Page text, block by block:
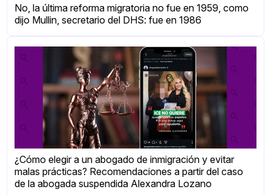
No, la última reforma migratoria no fue en 1959, como
dijo Mullin, secretario del DHS: fue en 1986
¿Cómo elegir a un abogado de inmigración y evitar
malas prácticas? Recomendaciones a partir del caso
de la abogada suspendida Alexandra Lozano